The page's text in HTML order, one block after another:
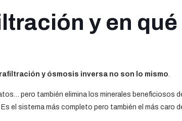
y en qué
y ósmosis inversa no son lo mismo
pero también elimina los minerales beneficiosos
el sistema más completo pero también el más caro